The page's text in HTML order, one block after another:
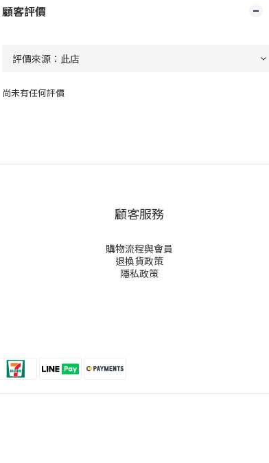
顧客評價
尚未有任何評價
顧客服務
購物流程與會員
退換貨政策
隱私政策